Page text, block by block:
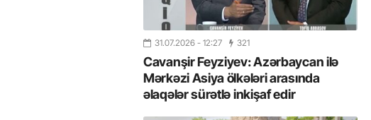
31.07.2026 - 12:27 321
Cavanşir Feyziyev: Azərbaycan ilə
Mərkəzi Asiya ölkələri arasında
əlaqələr sürətlə inkişaf edir